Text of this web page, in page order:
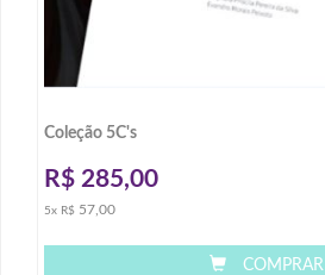
Coleção 5C's
R$ 285,00
5x R$ 57,00
COMPRAR